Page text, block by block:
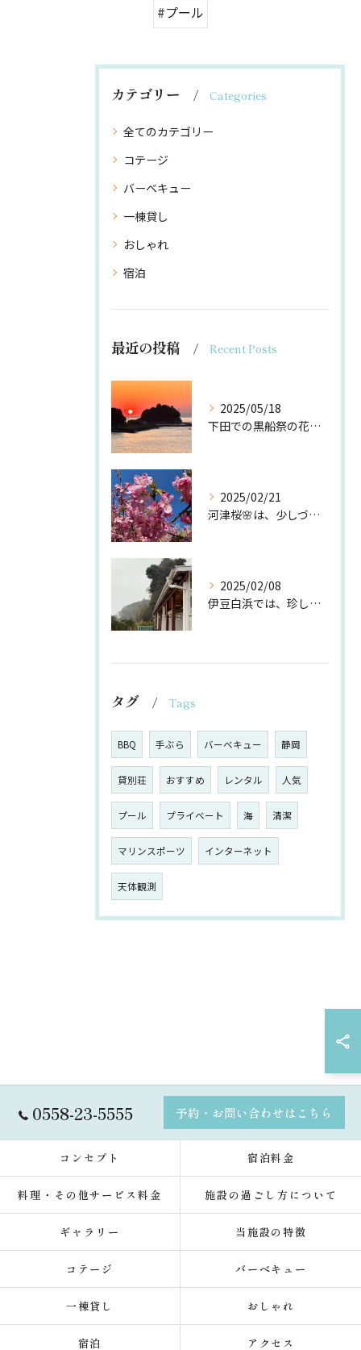
#プール
カテゴリー Categories
全てのカテゴリー
コテージ
バーベキュー
一棟貸し
おしゃれ
宿泊
最近の投稿 Recent Posts
2025/05/18
下田での黒船祭の花火🎆
2025/02/21
河津桜🌸は、少しづつ咲き始めてますが、今の時期は、白浜桜の里...
2025/02/08
伊豆白浜では、珍しい雪❄️
タグ Tags
BBQ 手ぶら バーベキュー 静岡
貸別荘 おすすめ レンタル 人気
プール プライベート 海 清潔
マリンスポーツ インターネット
天体観測
0558-23-5555 予約・お問い合わせはこちら
コンセプト 宿泊料金
料理・その他サービス料金 施設の過ごし方について
ギャラリー 当施設の特徴
コテージ バーベキュー
一棟貸し おしゃれ
宿泊 アクセス